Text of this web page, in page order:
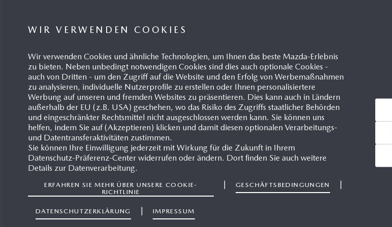
Pia Buchner
PR Managerin Österreich
+43 664 810 9434
buchner@mazda.at
WIR VERWENDEN COOKIES
Wir verwenden Cookies und ähnliche Technologien, um Ihnen das beste Mazda-Erlebnis
zu bieten. Neben unbedingt notwendigen Cookies sind dies auch optionale Cookies -
auch von Dritten - um den Zugriff auf die Website und den Erfolg von Werbemaßnahmen
zu analysieren, individuelle Nutzerprofile zu erstellen oder Ihnen personalisiertere
Werbung auf unseren und fremden Websites zu präsentieren. Dies kann auch in Ländern
außerhalb der EU (z.B. USA) geschehen, wo das Risiko des Zugriffs staatlicher Behörden
und eingeschränkter Rechtsmittel nicht ausgeschlossen werden kann. Sie können uns
helfen, indem Sie auf (Akzeptieren) klicken und damit diesen optionalen Verarbeitungs-
und Datentransferaktivitäten zustimmen.
Sie können Ihre Einwilligung jederzeit mit Wirkung für die Zukunft in Ihrem
Datenschutz-Präferenz-Center widerrufen oder ändern. Dort finden Sie auch weitere
Details zur Datenverarbeitung.
ERFAHREN SIE MEHR ÜBER UNSERE COOKIE-
RICHTLINIE
| GESCHÄFTSBEDINGUNGEN |
DATENSCHUTZERKLÄRUNG | IMPRESSUM